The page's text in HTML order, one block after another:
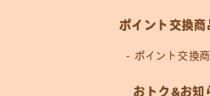
ポイント交換商
ポイント交換
おトク&お知